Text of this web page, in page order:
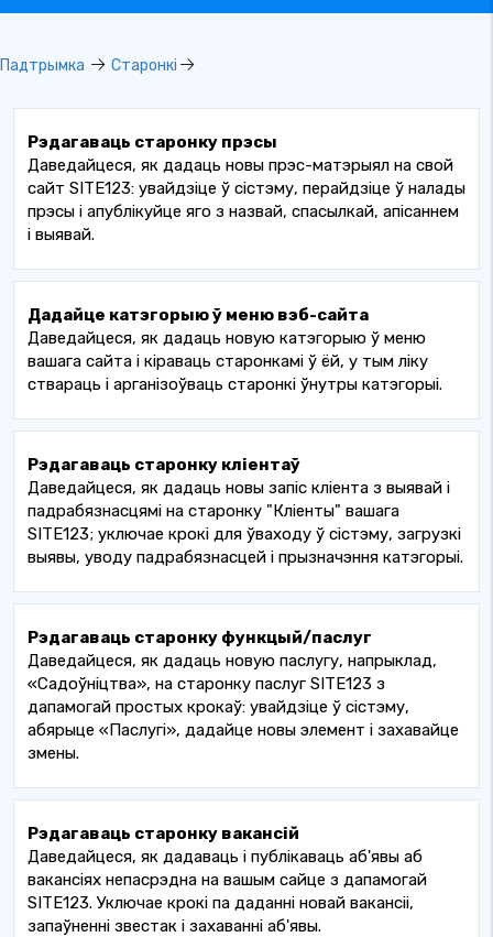
Падтрымка Старонкі
Рэдагаваць старонку прэсы
Даведайцеся, як дадаць новы прэс-матэрыял на свой
сайт SITE123: увайдзіце ў сістэму, перайдзіце ў налады
прэсы і апублікуйце яго з назвай, спасылкай, апісаннем
і выявай.
Дадайце катэгорыю ў меню вэб-сайта
Даведайцеся, як дадаць новую катэгорыю ў меню
вашага сайта і кіраваць старонкамі ў ёй, у тым ліку
ствараць і арганізоўваць старонкі ўнутры катэгорыі.
Рэдагаваць старонку кліентаў
Даведайцеся, як дадаць новы запіс кліента з выявай і
падрабязнасцямі на старонку "Кліенты" вашага
SITE123; уключае крокі для ўваходу ў сістэму, загрузкі
выявы, уводу падрабязнасцей і прызначэння катэгорыі.
Рэдагаваць старонку функцый/паслуг
Даведайцеся, як дадаць новую паслугу, напрыклад,
«Садоўніцтва», на старонку паслуг SITE123 з
дапамогай простых крокаў: увайдзіце ў сістэму,
абярыце «Паслугі», дадайце новы элемент і захавайце
змены.
Рэдагаваць старонку вакансій
Даведайцеся, як дадаваць і публікаваць аб'явы аб
вакансіях непасрэдна на вашым сайце з дапамогай
SITE123. Уключае крокі па даданні новай вакансіі,
запаўненні звестак і захаванні аб'явы.